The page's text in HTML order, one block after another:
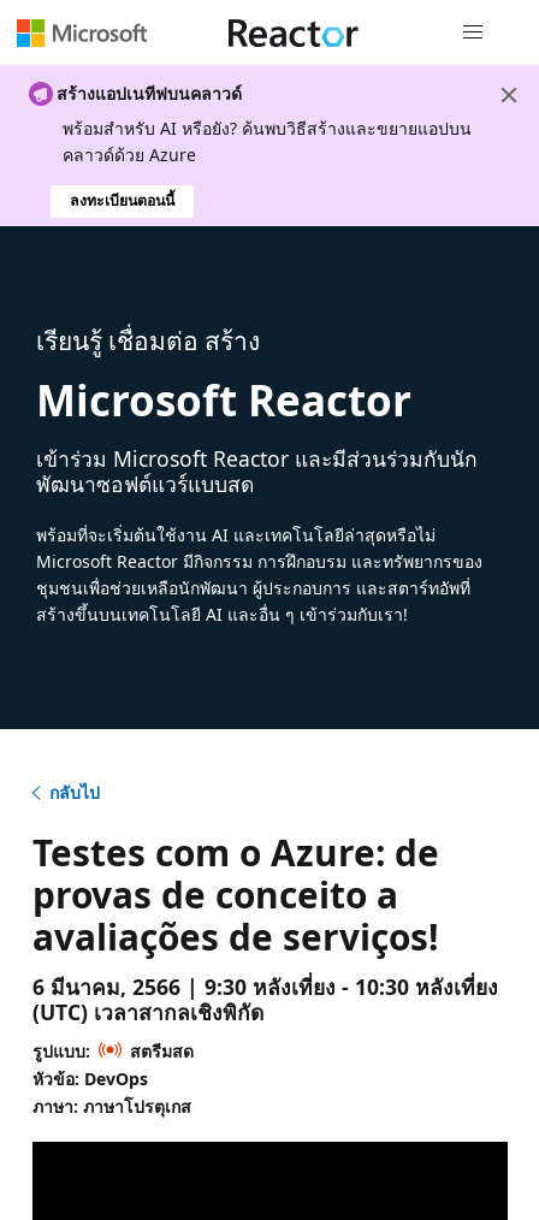
สร้างแอปเนทีฟบนคลาวด์
พร้อมสําหรับ AI หรือยัง? ค้นพบวิธีสร้างและขยายแอปบน
คลาวด์ด้วย Azure
ลงทะเบียนตอนนี้
เรียนรู้ เชื่อมต่อ สร้าง
Microsoft Reactor
เข้าร่วม Microsoft Reactor และมีส่วนร่วมกับนัก
พัฒนาซอฟต์แวร์แบบสด
พร้อมที่จะเริ่มต้นใช้งาน AI และเทคโนโลยีล่าสุดหรือไม่
Microsoft Reactor มีกิจกรรม การฝึกอบรม และทรัพยากรของ
ชุมชนเพื่อช่วยเหลือนักพัฒนา ผู้ประกอบการ และสตาร์ทอัพที่
สร้างขึ้นบนเทคโนโลยี AI และอื่น ๆ เข้าร่วมกับเรา!
กลับไป
Testes com o Azure: de
provas de conceito a
avaliações de serviços!
6 มีนาคม, 2566 | 9:30 หลังเที่ยง - 10:30 หลังเที่ยง
(UTC) เวลาสากลเชิงพิกัด
รูปแบบ:
สตรีมสด
หัวข้อ: DevOps
ภาษา: ภาษาโปรตุเกส